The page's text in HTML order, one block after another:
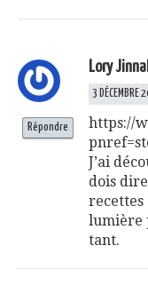
Lory
3 DÉCEMBRE
https://
J’ai
dois
recettes
lumière
tant.
Répondre